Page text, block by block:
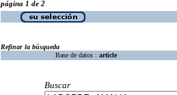
página 1 de 2
Refinar la búsqueda
Base de datos : article
Buscar